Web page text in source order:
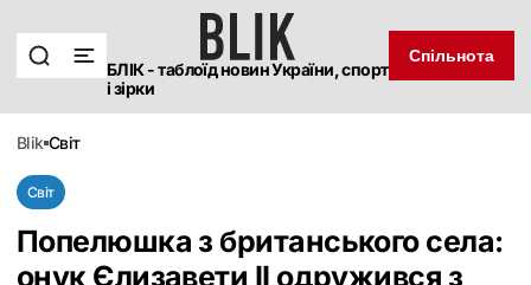
БЛІК - таблоїд новин України, спорт
і зірки
Спільнота
blik світ
Світ
Попелюшка з британського села:
онук Єлизавети II одружився з